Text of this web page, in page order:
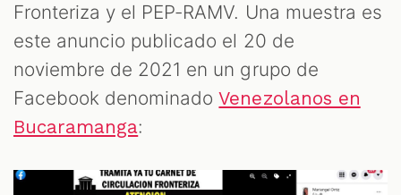
Fronteriza y el PEP-RAMV. Una muestra es
este anuncio publicado el 20 de
noviembre de 2021 en un grupo de
Facebook denominadoVenezolanos en
Bucaramanga: